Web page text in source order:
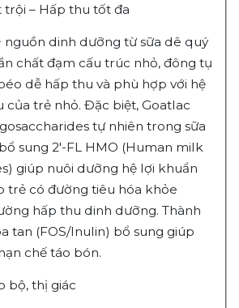
trội – Hấp thu tốt đa
nguồn dinh dưỡng từ sữa dê quý
chất đạm cấu trúc nhỏ, đông tụ
dễ hấp thu và phù hợp với hệ
của trẻ nhỏ. Đặc biệt, Goatlac
tự nhiên trong sữa
sung 2'-FL HMO (Human milk
giúp nuôi dưỡng hệ lợi khuẩn
trẻ có đường tiêu hóa khỏe
hấp thu dinh dưỡng. Thành
tan (FOS/Inulin) bổ sung giúp
chế táo bón.
bộ, thị giác